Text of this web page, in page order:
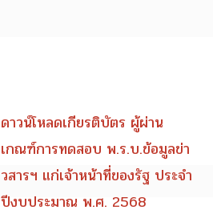
ดาวน์โหลดเกียรติบัตร ผู้ผ่าน
เกณฑ์การทดสอบ พ.ร.บ.ข้อมูลข่า
วสารฯ แก่เจ้าหน้าที่ของรัฐ ประจำ
ปีงบประมาณ พ.ศ. 2568